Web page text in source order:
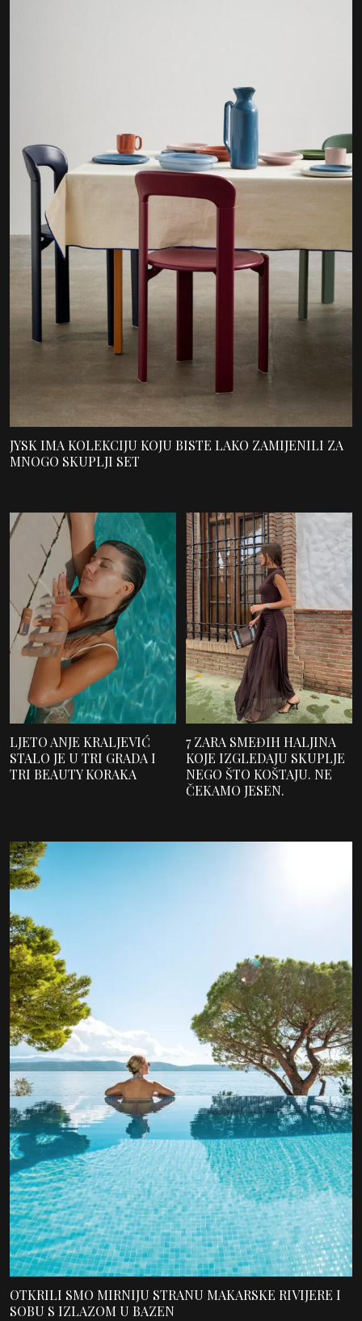
JYSK IMA KOLEKCIJU KOJU BISTE LAKO ZAMIJENILI ZA
MNOGO SKUPLJI SET
LJETO ANJE KRALJEVIĆ
STALO JE U TRI GRADA I
TRI BEAUTY KORAKA
7 ZARA SMEĐIH HALJINA
KOJE IZGLEDAJU SKUPLJE
NEGO ŠTO KOŠTAJU. NE
ČEKAMO JESEN.
OTKRILI SMO MIRNIJU STRANU MAKARSKE RIVIJERE I
SOBU S IZLAZOM U BAZEN